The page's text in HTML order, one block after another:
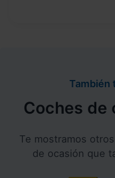
También
Coches de
Te mostramos
de ocasión que